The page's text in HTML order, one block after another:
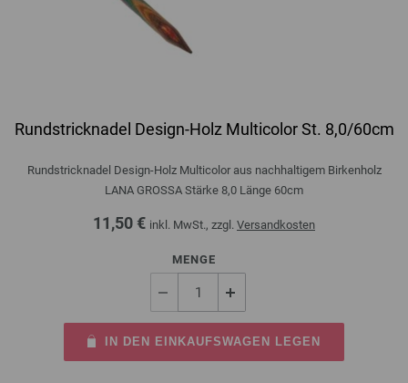
Rundstricknadel Design-Holz Multicolor St. 8,0/60cm
Rundstricknadel Design-Holz Multicolor aus nachhaltigem Birkenholz
LANA GROSSA Stärke 8,0 Länge 60cm
11,50 € inkl. MwSt., zzgl. Versandkosten
MENGE
IN DEN EINKAUFSWAGEN LEGEN